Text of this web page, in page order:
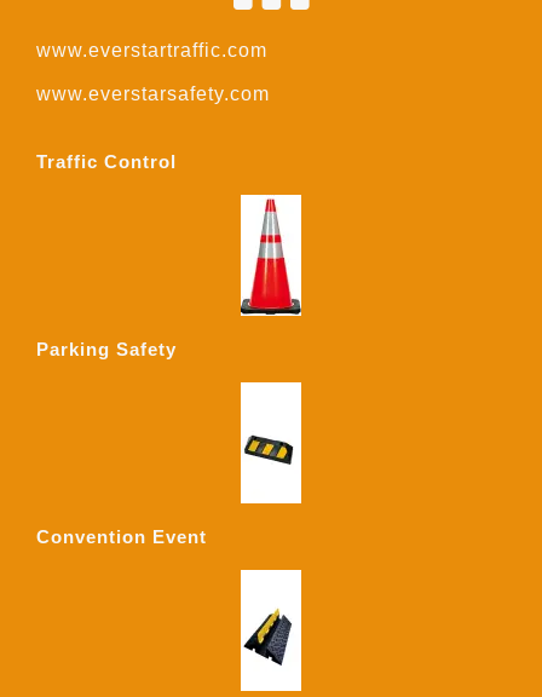
www.everstartraffic.com
www.everstarsafety.com
Traffic Control
Parking Safety
Convention Event